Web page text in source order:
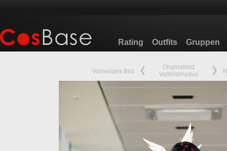
Rating Outfits Gruppen
Vorheriges Bild
Originalbild
Vollbildmodus